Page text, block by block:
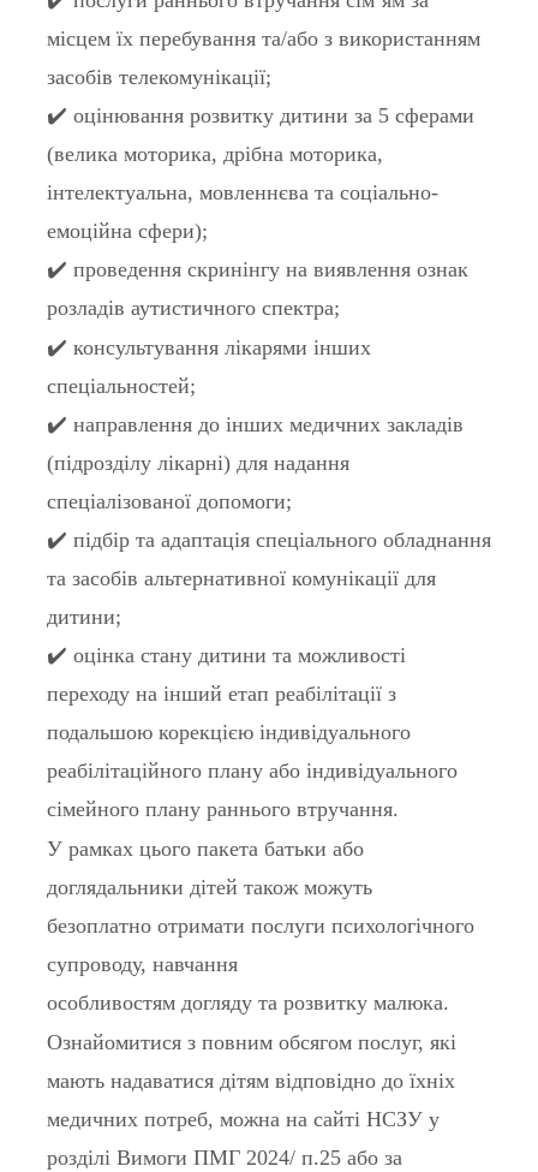
місцем їх перебування та/або з використанням
засобів телекомунікації;
✔️ оцінювання розвитку дитини за 5 сферами
(велика моторика, дрібна моторика,
інтелектуальна, мовленнєва та соціально-
емоційна сфери);
✔️ проведення скринінгу на виявлення ознак
розладів аутистичного спектра;
✔️ консультування лікарями інших
спеціальностей;
✔️ направлення до інших медичних закладів
(підрозділу лікарні) для надання
спеціалізованої допомоги;
✔️ підбір та адаптація спеціального обладнання
та засобів альтернативної комунікації для
дитини;
✔️ оцінка стану дитини та можливості
переходу на інший етап реабілітації з
подальшою корекцією індивідуального
реабілітаційного плану або індивідуального
сімейного плану раннього втручання.
У рамках цього пакета батьки або
доглядальники дітей також можуть
безоплатно отримати послуги психологічного
супроводу, навчання
особливостям догляду та розвитку малюка.
Ознайомитися з повним обсягом послуг, які
мають надаватися дітям відповідно до їхніх
медичних потреб, можна на сайті НСЗУ у
розділі Вимоги ПМГ 2024/ п.25 або за